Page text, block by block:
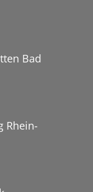
Bad
Rhein-